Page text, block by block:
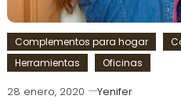
Complementos para hogar
Herramientas
Oficinas
28 enero, 2020
Yenifer